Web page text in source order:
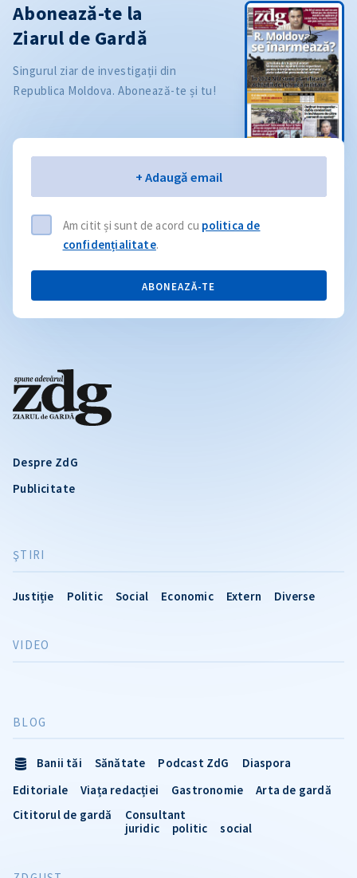
Despre ZdG
Publicitate
ŞTIRI
Justiție Politic Social Economic Extern Diverse
VIDEO
BLOG
Banii tăi Sănătate Podcast ZdG
Diaspora
Editoriale
Viața redacției Gastronomie
Arta de gardă
Cititorul de gardă
Consultant
juridic
politic social
Abonează-te la
Ziarul de Gardă
Singurul ziar de investigații din
Republica Moldova. Abonează-te și tu!
+ Adaugă email
Am citit și sunt de acord cu politica de
confidențialitate.
ABONEAZĂ-TE